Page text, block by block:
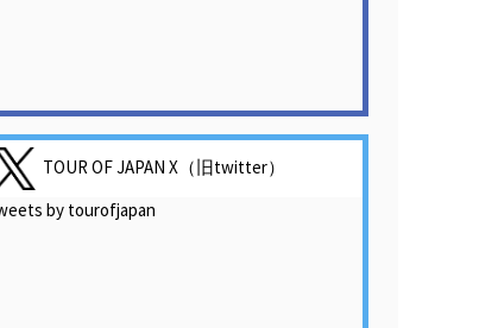
TOUR OF JAPAN X（旧twitter）
by tourofjapan